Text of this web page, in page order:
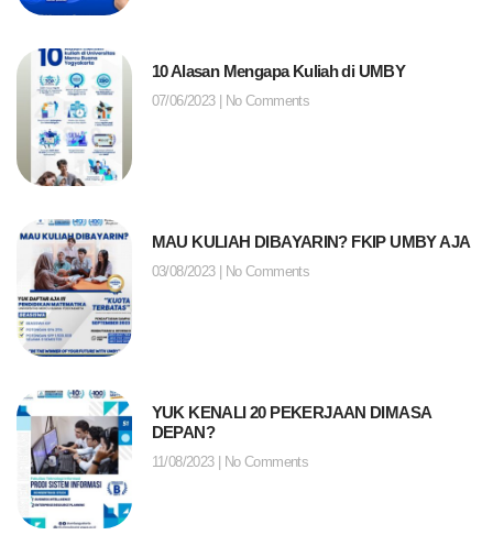
10 Alasan Mengapa Kuliah di UMBY
07/06/2023 No Comments
MAU KULIAH DIBAYARIN? FKIP UMBY AJA
03/08/2023 No Comments
YUK KENALI 20 PEKERJAAN DIMASA
DEPAN?
11/08/2023 No Comments